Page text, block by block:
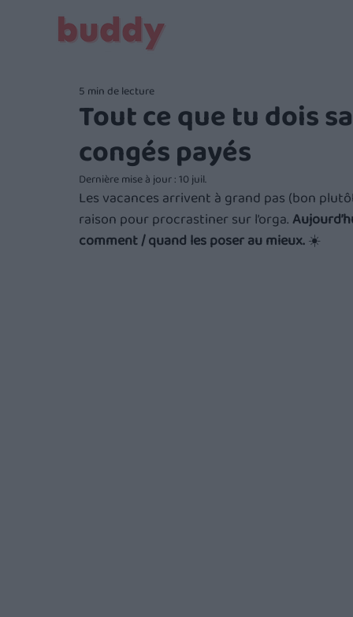
Tout ce que tu dois
congés payés
5 min de lecture
Dernière mise à jour :10 juil.
Les vacances arrivent à grand pas (bon
raison pour procrastiner sur l’orga.
comment / quand les poser au mieux. ☀️